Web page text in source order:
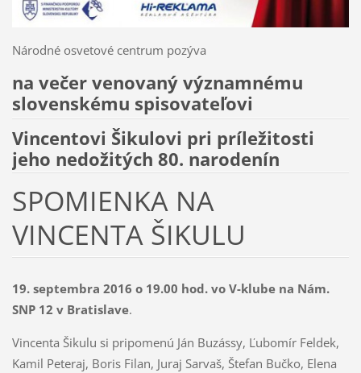
Národné osvetové centrum pozýva
na večer venovaný významnému
slovenskému spisovateľovi
Vincentovi Šikulovi pri príležitosti
jeho nedožitých 80. narodenín
SPOMIENKA NA
VINCENTA ŠIKULU
19. septembra 2016 o 19.00 hod. vo V-klube na Nám.
SNP 12 v Bratislave.
Vincenta Šikulu si pripomenú Ján Buzássy, Ľubomír Feldek,
Kamil Peteraj, Boris Filan, Juraj Sarvaš, Štefan Bučko, Elena